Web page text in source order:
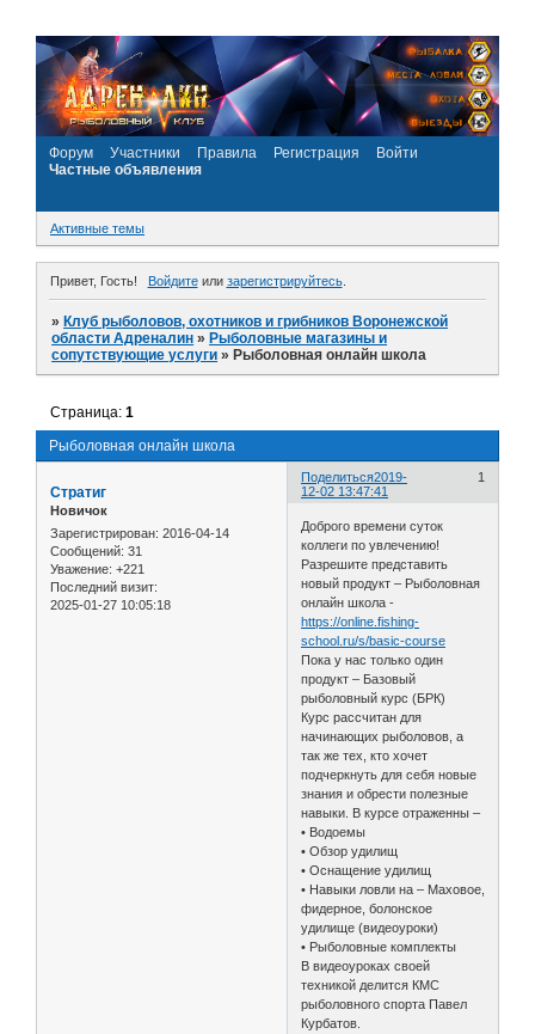
Форум Участники Правила Регистрация
Войти
Частные объявления
Активные темы
Привет, Гость! Войдитеили зарегистрируйтесь.
»Клуб рыболовов, охотников и грибников Воронежской
области Адреналин »Рыболовные магазины и
сопутствующие услуги »Рыболовная онлайн школа
Рыболовная онлайн школа
Страница:1
Поделиться 1
2019-
12-02 13:47:41
Стратиг
Новичок
Зарегистрирован: 2016-04-14
Сообщений: 31
Уважение: +221
Последний визит:
2025-01-27 10:05:18
Доброго времени суток
коллеги по увлечению!
Разрешите представить
новый продукт – Рыболовная
онлайн школа -
https://online.fishing-
school.ru/s/basic-course
Пока у нас только один
продукт – Базовый
рыболовный курс (БРК)
Курс рассчитан для
начинающих рыболовов, а
так же тех, кто хочет
подчеркнуть для себя новые
знания и обрести полезные
навыки. В курсе отраженны –
• Водоемы
• Обзор удилищ
• Оснащение удилищ
• Навыки ловли на – Маховое,
фидерное, болонское
удилище (видеоуроки)
• Рыболовные комплекты
В видеоуроках своей
техникой делится КМС
рыболовного спорта Павел
Курбатов.